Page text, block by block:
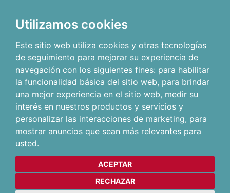
Utilizamos cookies
Este sitio web utiliza cookies y otras tecnologías
de seguimiento para mejorar su experiencia de
navegación con los siguientes fines: para habilitar
la funcionalidad básica del sitio web, para brindar
una mejor experiencia en el sitio web, medir su
interés en nuestros productos y servicios y
personalizar las interacciones de marketing, para
mostrar anuncios que sean más relevantes para
usted.
ACEPTAR
RECHAZAR